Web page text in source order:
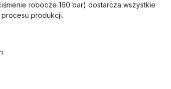
robocze 160 bar) dostarcza wszystkie
produkcji.